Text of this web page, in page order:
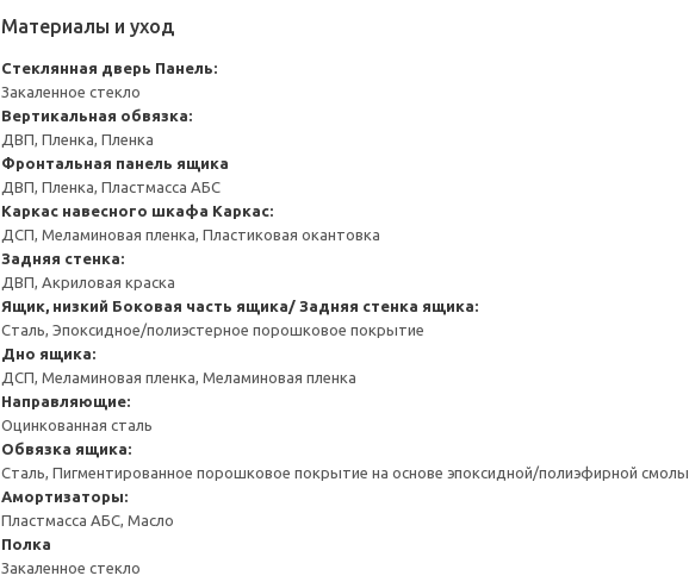
Материалы и уход
Стеклянная дверь Панель:
Закаленное стекло
Вертикальная обвязка:
ДВП, Пленка, Пленка
Фронтальная панель ящика
ДВП, Пленка, Пластмасса АБС
Каркас навесного шкафа Каркас:
ДСП, Меламиновая пленка, Пластиковая окантовка
Задняя стенка:
ДВП, Акриловая краска
Ящик, низкий Боковая часть ящика/ Задняя стенка ящика:
Сталь, Эпоксидное/полиэстерное порошковое покрытие
Дно ящика:
ДСП, Меламиновая пленка, Меламиновая пленка
Направляющие:
Оцинкованная сталь
Обвязка ящика:
Сталь, Пигментированное порошковое покрытие на основе эпоксидной/полиэфирной смолы
Амортизаторы:
Пластмасса АБС, Масло
Полка
Закаленное стекло